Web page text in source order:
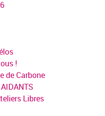
!
de Carbone
Libres